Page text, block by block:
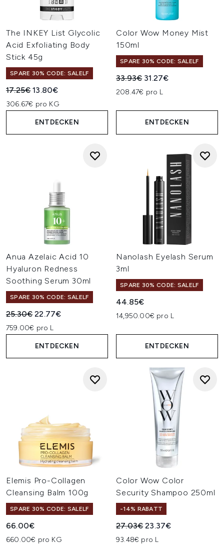
The INKEY List Glycolic
Acid Exfoliating Body
Stick 45g
SPARE 30% CODE: SALELF
Unverbindliche Preisempfehlung:
17.25€Aktueller Preis:
13.80€
306.67€ pro KG
ENTDECKEN
Color Wow Money Mist
150ml
SPARE 30% CODE: SALELF
Unverbindliche
33.93€ Aktueller Preis:
31.27€
208.47€ pro L
ENTDECKEN
Anua Azelaic Acid 10
Hyaluron Redness
Soothing Serum 30ml
SPARE 30% CODE: SALELF
Unverbindliche Preisempfehlung:
25.30€Aktueller Preis:
22.77€
759.00€ pro L
ENTDECKEN
Nanolash Eyelash Serum
3ml
SPARE 30% CODE: SALELF
44.85€
14,950.00€ pro L
ENTDECKEN
Elemis Pro-Collagen
Cleansing Balm 100g
SPARE 30% CODE: SALELF
66.00€
660.00€ pro KG
Color Wow Color
Security Shampoo 250ml
-14% RABATT
Unverbindliche
27.03€Aktueller Preis:
23.37€
93.48€ pro L